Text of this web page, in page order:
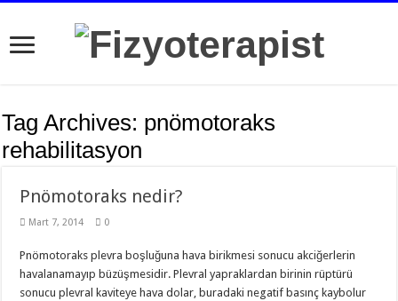
Tag Archives: pnömotoraks
rehabilitasyon
Pnömotoraks nedir?
Mart 7, 2014 0
Pnömotoraks plevra boşluğuna hava birikmesi sonucu akciğerlerin
havalanamayıp büzüşmesidir. Plevral yapraklardan birinin rüptürü
sonucu plevral kaviteye hava dolar, buradaki negatif basınç kaybolur